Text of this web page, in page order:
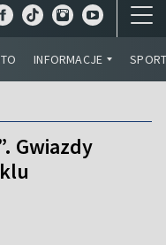
INFORMACJE
Gwiazdy